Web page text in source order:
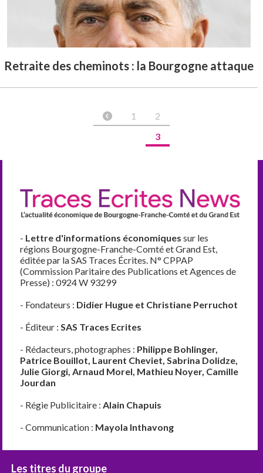
Retraite des cheminots : la Bourgogne attaque
1
2
3
- Lettre d'informations économiques sur les
régions Bourgogne-Franche-Comté et Grand Est,
éditée par la SAS Traces Écrites. N° CPPAP
(Commission Paritaire des Publications et Agences de
Presse) : 0924 W 93299
- Fondateurs : Didier Hugue et Christiane Perruchot
- Éditeur :SAS Traces Ecrites
- Rédacteurs, photographes : Philippe Bohlinger,
Patrice Bouillot, Laurent Cheviet, Sabrina Dolidze,
Julie Giorgi, Arnaud Morel, Mathieu Noyer, Camille
Jourdan
- Régie Publicitaire :Alain Chapuis
- Communication : Mayola Inthavong
Les titres du groupe